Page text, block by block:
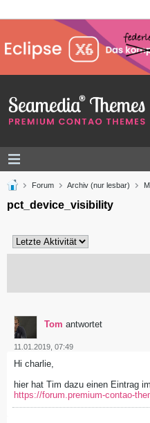
Forum Archiv (nur lesbar)
pct_device_visibility
Tom antwortet
11.01.2019, 07:49
Hi charlie,
hier hat Tim dazu einen Eintrag
https://forum.premium-contao-